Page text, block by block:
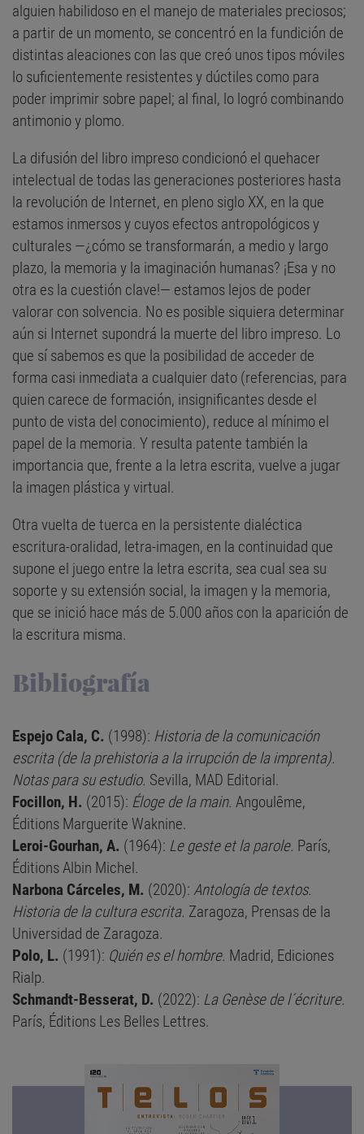
alguien habilidoso en el manejo de materiales preciosos;
a partir de un momento, se concentró en la fundición de
distintas aleaciones con las que creó unos tipos móviles
lo suficientemente resistentes y dúctiles como para
poder imprimir sobre papel; al final, lo logró combinando
antimonio y plomo.
La difusión del libro impreso condicionó el quehacer
intelectual de todas las generaciones posteriores hasta
la revolución de Internet, en pleno siglo XX, en la que
estamos inmersos y cuyos efectos antropológicos y
culturales —¿cómo se transformarán, a medio y largo
plazo, la memoria y la imaginación humanas? ¡Esa y no
otra es la cuestión clave!— estamos lejos de poder
valorar con solvencia. No es posible siquiera determinar
aún si Internet supondrá la muerte del libro impreso. Lo
que sí sabemos es que la posibilidad de acceder de
forma casi inmediata a cualquier dato (referencias, para
quien carece de formación, insignificantes desde el
punto de vista del conocimiento), reduce al mínimo el
papel de la memoria. Y resulta patente también la
importancia que, frente a la letra escrita, vuelve a jugar
la imagen plástica y virtual.
Otra vuelta de tuerca en la persistente dialéctica
escritura-oralidad, letra-imagen, en la continuidad que
supone el juego entre la letra escrita, sea cual sea su
soporte y su extensión social, la imagen y la memoria,
que se inició hace más de 5.000 años con la aparición de
la escritura misma.
Bibliografía
Espejo Cala, C. (1998): Historia de la comunicación
escrita (de la prehistoria a la irrupción de la imprenta).
Notas para su estudio. Sevilla, MAD Editorial.
Focillon, H. (2015): Éloge de la main. Angoulême,
Éditions Marguerite Waknine.
Leroi-Gourhan, A. (1964): Le geste et la parole. París,
Éditions Albin Michel.
Narbona Cárceles, M. (2020): Antología de textos.
Historia de la cultura escrita. Zaragoza, Prensas de la
Universidad de Zaragoza.
Polo, L. (1991): Quién es el hombre. Madrid, Ediciones
Rialp.
Schmandt-Besserat, D. (2022): La Genèse de l´écriture.
París, Éditions Les Belles Lettres.